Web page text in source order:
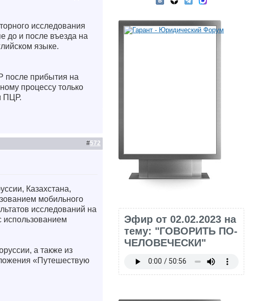
исследования
до и после въезда на
языке.
после прибытия на
процессу только
ПЦР.
#572
Казахстана,
мобильного
исследований на
использованием
а также из
«Путешествую
Эфир от 02.02.2023 на
тему: "ГОВОРИТЬ ПО-
ЧЕЛОВЕЧЕСКИ"